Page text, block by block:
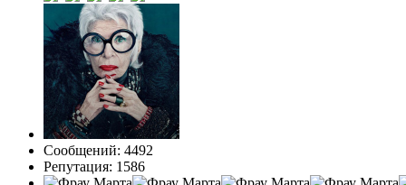
Сообщений: 4492
Репутация: 1586